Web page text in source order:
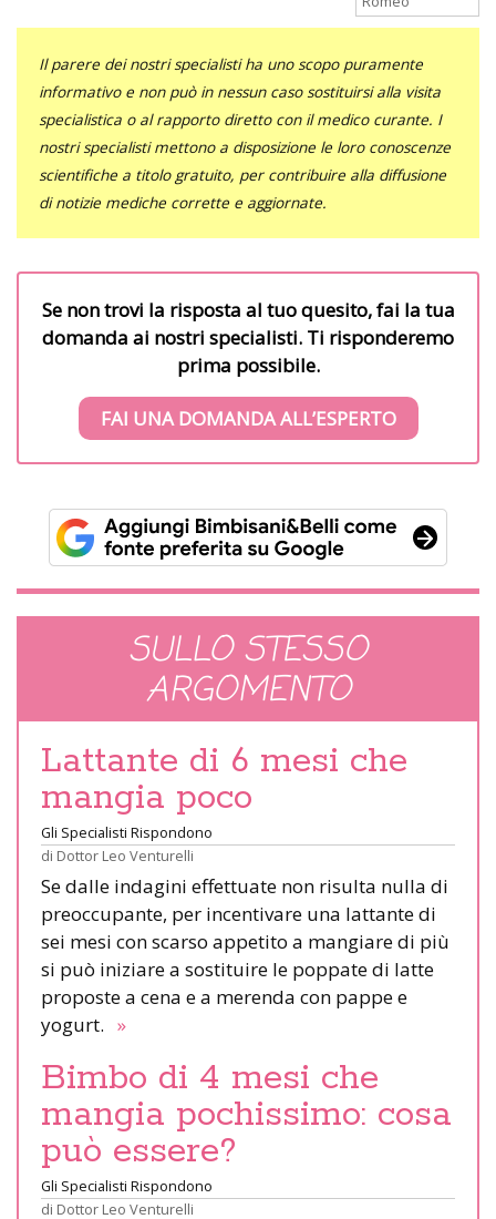
Il parere dei nostri specialisti ha uno scopo puramente
informativo e non può in nessun caso sostituirsi alla visita
specialistica o al rapporto diretto con il medico curante. I
nostri specialisti mettono a disposizione le loro conoscenze
scientifiche a titolo gratuito, per contribuire alla diffusione
di notizie mediche corrette e aggiornate.
Se non trovi la risposta al tuo quesito, fai la tua
domanda ai nostri specialisti. Ti risponderemo
prima possibile.
FAI UNA DOMANDA ALL’ESPERTO
SULLO STESSO
ARGOMENTO
Lattante di 6 mesi che
mangia poco
Gli Specialisti Rispondono
di Dottor Leo Venturelli
Se dalle indagini effettuate non risulta nulla di
preoccupante, per incentivare una lattante di
sei mesi con scarso appetito a mangiare di più
si può iniziare a sostituire le poppate di latte
proposte a cena e a merenda con pappe e
yogurt. »
Bimbo di 4 mesi che
mangia pochissimo: cosa
può essere?
Gli Specialisti Rispondono
di Dottor Leo Venturelli